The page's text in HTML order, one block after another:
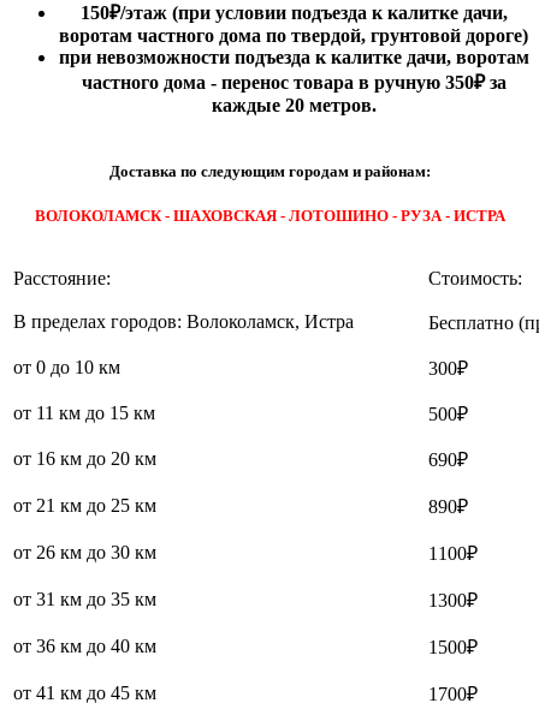
150₽/этаж(при условии подъезда к калитке дачи,
воротам частного дома по твердой, грунтовой дороге)
при невозможности подъезда к калитке дачи, воротам
частного дома - перенос товара в ручную 350₽ за
каждые 20 метров.
Доставка по следующим городам и районам:
ВОЛОКОЛАМСК - ШАХОВСКАЯ - ЛОТОШИНО - РУЗА - ИСТРА
Расстояние: Стоимость:
В пределах городов: Волоколамск, Истра Бесплатно
от 0 до 10 км 300₽
от 11 км до 15 км 500₽
от 16 км до 20 км 690₽
от 21 км до 25 км 890₽
от 26 км до 30 км 1100₽
от 31 км до 35 км 1300₽
от 36 км до 40 км 1500₽
от 41 км до 45 км 1700₽